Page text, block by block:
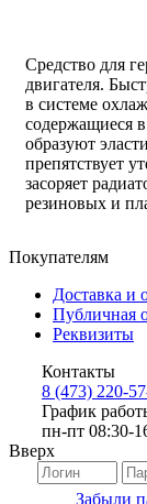
Средство для
двигателя.
в системе
содержащиеся
образуют
препятствует
засоряет
резиновых и
Покупателям
Доставка и
Публичная
Реквизиты
Контакты
8 (473) 220-
График
пн-пт 08:30-
Вверх
Забыли